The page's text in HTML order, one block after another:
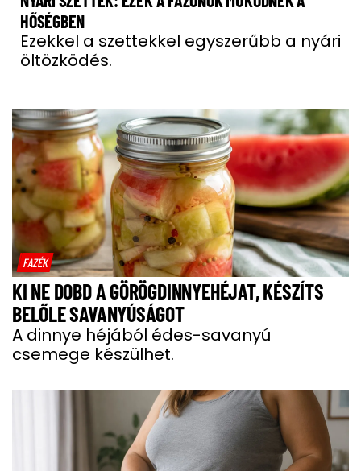
HŐSÉGBEN
Ezekkel a szettekkel egyszerűbb a nyári
öltözködés.
FAZÉK
KI NE DOBD A GÖRÖGDINNYEHÉJAT, KÉSZÍTS
BELŐLE SAVANYÚSÁGOT
A dinnye héjából édes-savanyú
csemege készülhet.